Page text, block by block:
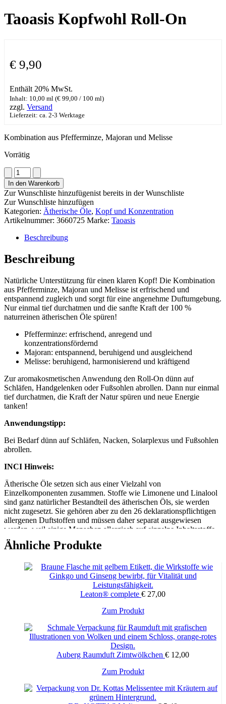
Taoasis Kopfwohl Roll-On
€ 9,90
Enthält 20% MwSt.
Inhalt: 10,00 ml (€ 99,00 / 100 ml)
zzgl. Versand
Lieferzeit: ca. 2-3 Werktage
Kombination aus Pfefferminze, Majoran und Melisse
Vorrätig
Taoasis
Kopfwohl
Roll-
On
Menge
In den Warenkorb
Zur Wunschliste hinzufügenist bereits in der Wunschliste
Zur Wunschliste hinzufügen
Kategorien: Ätherische Öle, Kopf und Konzentration
Artikelnummer: 3660725 Marke: Taoasis
Beschreibung
Beschreibung
Natürliche Unterstützung für einen klaren Kopf! Die Kombination
aus Pfefferminze, Majoran und Melisse ist erfrischend und
entspannend zugleich und sorgt für eine angenehme Duftumgebung.
Nur einmal tief durchatmen und die sanfte Kraft der 100 %
naturreinen ätherischen Öle spüren!
Pfefferminze: erfrischend, anregend und
konzentrationsfördernd
Majoran: entspannend, beruhigend und ausgleichend
Melisse: beruhigend, harmonisierend und kräftigend
Zur aromakosmetischen Anwendung den Roll-On dünn auf
Schläfen, Handgelenken oder Fußsohlen abrollen. Dann nur einmal
tief durchatmen, die Kraft der Natur spüren und neue Energie
tanken!
Anwendungstipp:
Bei Bedarf dünn auf Schläfen, Nacken, Solarplexus und Fußsohlen
abrollen.
INCI Hinweis:
Ätherische Öle setzen sich aus einer Vielzahl von
Einzelkomponenten zusammen. Stoffe wie Limonene und Linalool
sind ganz natürlicher Bestandteil des ätherischen Öls, sie werden
nicht zugesetzt. Sie gehören aber zu den 26 deklarationspflichtigen
allergenen Duftstoffen und müssen daher separat ausgewiesen
werden, weil einige Menschen allergisch auf einzelne Inhaltsstoffe
reagieren. Als Parfum wird in der INCI eine Komposition aus
verschiedenen ätherischen Ölen bezeichnet, wenn wir die genaue
Produkte sind frei von synthetischen Stoffen!
bio/demeter-Hinweis:
Da wir Naturprodukte verkaufen, ist die Verfügbarkeit der Rohstoffe
natürlichen Schwankungen unterlegen. Wenn durch nicht
Öl produziert werden kann und diese Menge vor der nächsten Ernte
ausverkauft ist, liefern wir in diesen seltenen Fällen ersatzweise das
Parfum*/**, Mentha Piperita Oil°, Linalool**, Origanum Majorana
Herb Oil*, Melissa Officinalis Leaf Oil°, Hypericum Perforatum
Ähnliche Produkte
Leaton® complete € 27,00
Zum Produkt
Auberg Raumduft Zimtwölkchen € 12,00
Zum Produkt